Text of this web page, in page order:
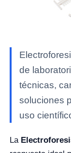
de
técnicas,
soluciones
uso
La